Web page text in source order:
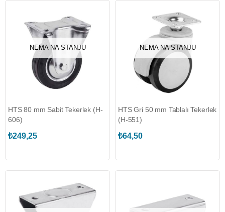
NEMA NA STANJU
HTS 80 mm Sabit Tekerlek (H-
606)
₺249,25
NEMA NA STANJU
HTS Gri 50 mm Tablalı Tekerlek
(H-551)
₺64,50